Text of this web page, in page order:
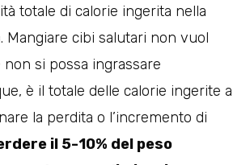
totale di calorie ingerita nella
Mangiare cibi salutari non vuol
si possa ingrassare
è il totale delle calorie ingerite a
la perdita o l’incremento di
il 5-10% del peso